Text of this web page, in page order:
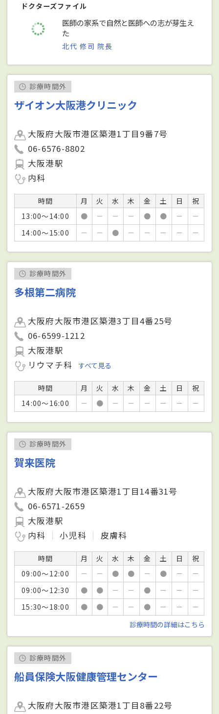
ドクターズファイル
医師の家系で自然と医師への志が芽生え
た
北代 修司 院長
診療時間外
ザイオン大阪港クリニック
大阪府大阪市港区築港1丁目9番7号
06-6576-8802
大阪港駅
内科
時間 月 火 水 木 金 土 日
祝
13:00～14:00
● － － － ● ● －
－
14:00～15:00
－ － ● － － － － －
診療時間外
多根第二病院
大阪府大阪市港区築港3丁目4番25号
06-6599-1212
大阪港駅
リウマチ科
すべて見る
時間 月 火 水 木 金 土 日
祝
14:00～16:00
－ ● － － － － － －
診療時間外
賀来医院
大阪府大阪市港区築港1丁目14番31号
06-6571-2659
大阪港駅
内科
小児科 皮膚科
時間 月 火 水 木 金 土 日
祝
09:00～12:00
－ － ● ● － ● －
－
09:00～12:30
● ● － － ● － －
－
15:30～18:00
● ● － － ● － －
－
診療時間の詳細はこちら
診療時間外
船員保険大阪健康管理センター
大阪府大阪市港区築港1丁目8番22号